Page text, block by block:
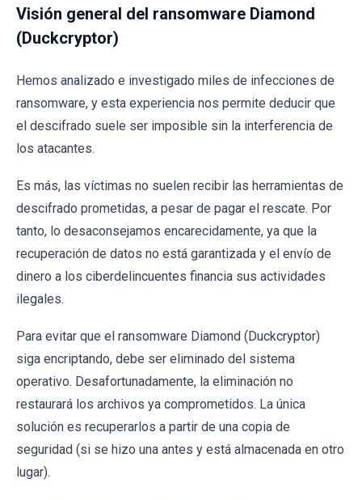
Visión general del ransomware Diamond
(Duckcryptor)
Hemos analizado e investigado miles de infecciones de
ransomware, y esta experiencia nos permite deducir que
el descifrado suele ser imposible sin la interferencia de
los atacantes.
Es más, las víctimas no suelen recibir las herramientas de
descifrado prometidas, a pesar de pagar el rescate. Por
tanto, lo desaconsejamos encarecidamente, ya que la
recuperación de datos no está garantizada y el envío de
dinero a los ciberdelincuentes financia sus actividades
ilegales.
Para evitar que el ransomware Diamond (Duckcryptor)
siga encriptando, debe ser eliminado del sistema
operativo. Desafortunadamente, la eliminación no
restaurará los archivos ya comprometidos. La única
solución es recuperarlos a partir de una copia de
seguridad (si se hizo una antes y está almacenada en otro
lugar).